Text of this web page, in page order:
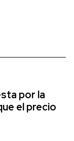
por la
el precio